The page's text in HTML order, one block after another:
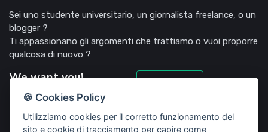
Sei uno studente universitario, un giornalista freelance, o un
blogger ?
Ti appassionano gli argomenti che trattiamo o vuoi proporre
qualcosa di nuovo ?
We want you!
🍪 Cookies Policy
Utilizziamo cookies per il corretto funzionamento del
sito e cookie di tracciamento per capire come